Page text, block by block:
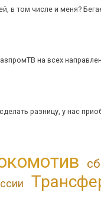
в том числе и меня?
на всех
разницу, у нас